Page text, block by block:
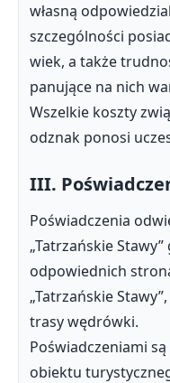
własną
szczególności
wiek, a także
panujące na nich
Wszelkie koszty
odznak ponosi
III.
Poświadczenia
„Tatrzańskie
odpowiednich
„Tatrzańskie
trasy wędrówki.
Poświadczeniami
obiektu